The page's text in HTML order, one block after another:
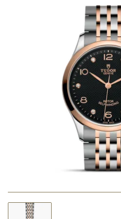
ROLEX CERTIFIED PRE-OWNED
LUXURY DEALS
HOCHZEIT